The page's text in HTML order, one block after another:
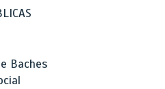
Baches